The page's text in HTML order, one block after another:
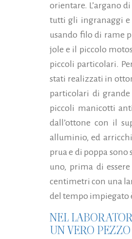
orientare. L’argano
tutti gli ingranaggi e
usando filo di rame
jole e il piccolo
piccoli particolari.
stati realizzati in
particolari di
piccoli manicotti
dall’ottone con il
alluminio, ed
prua e di poppa
uno, prima di
centimetri con una
del tempo impiegato
NEL
UN VERO